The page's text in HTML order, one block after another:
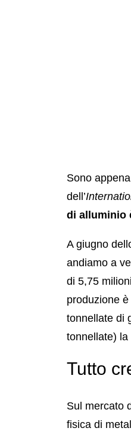
Sono
dell’
di alluminio
A giugno
andiamo a
di 5,75
produzione
tonnellate di
tonnellate)
Tutto
Sul mercato
fisica di